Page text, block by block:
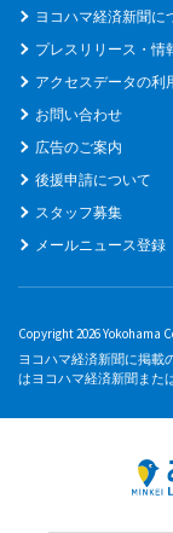
ヨコハマ経済新聞に
プレスリリース・情
アクセスデータの利
お問い合わせ
広告のご案内
後援申請について
スタッフ募集
メールニュース登録
Copyright 2026 Yokohama
ヨコハマ経済新聞に掲載
はヨコハマ経済新聞また